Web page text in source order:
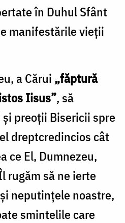
în Duhul Sfânt
manifestările vieții
a Cărui „făptură
Iisus”, să
preoții Bisericii spre
dreptcredincios cât
ce El, Dumnezeu,
rugăm să ne ierte
neputințele noastre,
smintelile care